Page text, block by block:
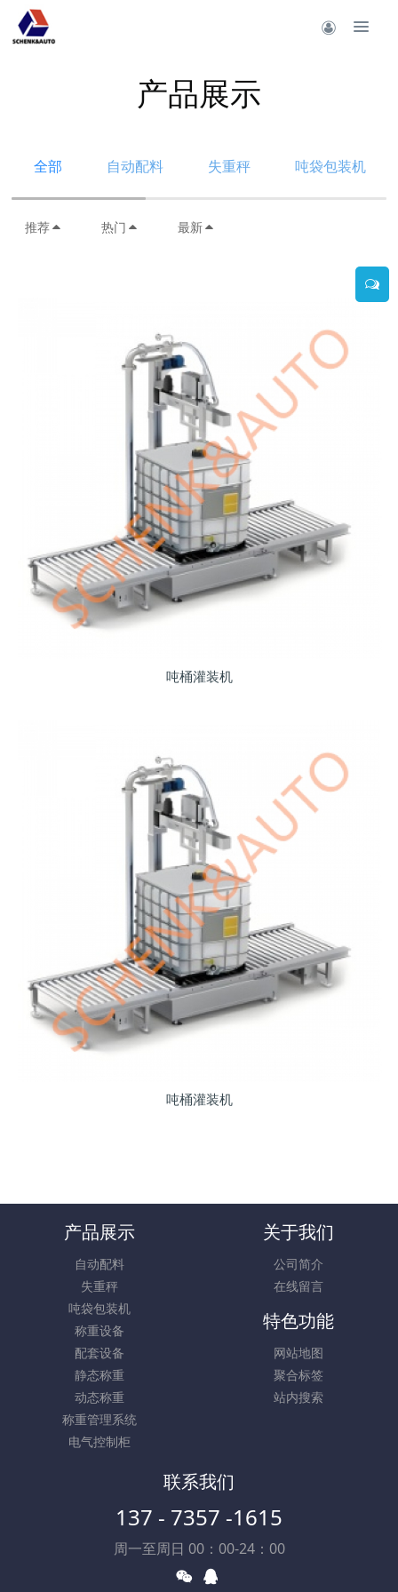
产品展示
全部 自动配料 失重秤 吨袋包装机
推荐 热门 最新
吨桶灌装机
吨桶灌装机
产品展示
自动配料
失重秤
吨袋包装机
称重设备
配套设备
静态称重
动态称重
称重管理系统
电气控制柜
关于我们
公司简介
在线留言
特色功能
网站地图
聚合标签
站内搜索
联系我们
137 - 7357 -1615
周一至周日 00：00-24：00